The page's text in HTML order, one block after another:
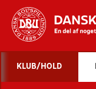
KLUB/HOLD